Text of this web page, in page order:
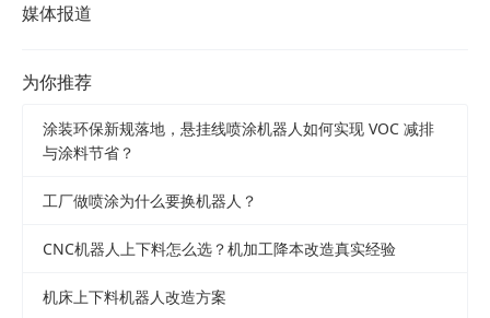
媒体报道
为你推荐
涂装环保新规落地，悬挂线喷涂机器人如何实现 VOC 减排
与涂料节省？
工厂做喷涂为什么要换机器人？
CNC机器人上下料怎么选？机加工降本改造真实经验
机床上下料机器人改造方案